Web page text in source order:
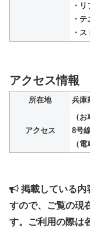
・
・テ
・
アクセス情報
所在地 兵庫
アクセス
（
8号
（
掲載している内
すので、ご覧の現
す。ご利用の際は